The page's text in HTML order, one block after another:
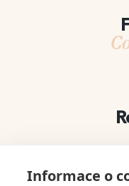
Informace o